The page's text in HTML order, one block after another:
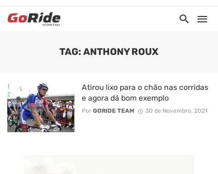
TAG: ANTHONY ROUX
Atirou lixo para o chão nas corridas
e agora dá bom exemplo
Por GORIDE TEAM 30 de Novembro, 2021